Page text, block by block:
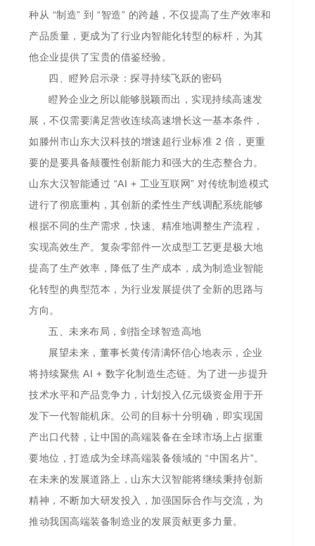
种从 “制造” 到 “智造” 的跨越，不仅提高了生产效率和
产品质量，更成为了行业内智能化转型的标杆，为其
他企业提供了宝贵的借鉴经验。
四、瞪羚启示录：探寻持续飞跃的密码
瞪羚企业之所以能够脱颖而出，实现持续高速发
展，不仅需要满足营收连续高速增长这一基本条件，
如滕州市山东大汉科技的增速超行业标准 2 倍，更重
要的是要具备颠覆性创新能力和强大的生态整合力。
山东大汉智能通过 “AI + 工业互联网” 对传统制造模式
进行了彻底重构，其创新的柔性生产线调配系统能够
根据不同的生产需求，快速、精准地调整生产流程，
实现高效生产。复杂零部件一次成型工艺更是极大地
提高了生产效率，降低了生产成本，成为制造业智能
化转型的典型范本，为行业发展提供了全新的思路与
方向。
五、未来布局，剑指全球智造高地
展望未来，董事长黄传清满怀信心地表示，企业
将持续聚焦 AI + 数字化制造生态链。为了进一步提升
技术水平和产品竞争力，计划投入亿元级资金用于开
发下一代智能机床。公司的目标十分明确，即实现国
产出口代替，让中国的高端装备在全球市场上占据重
要地位，打造成为全球高端装备领域的 “中国名片”。
在未来的发展道路上，山东大汉智能将继续秉持创新
精神，不断加大研发投入，加强国际合作与交流，为
推动我国高端装备制造业的发展贡献更多力量。